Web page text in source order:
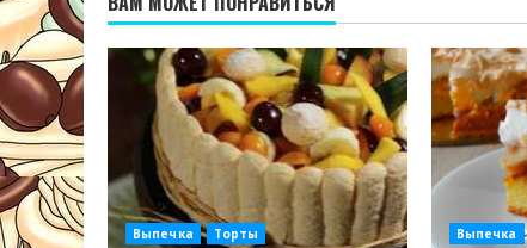
Выпечка Торты Выпечка